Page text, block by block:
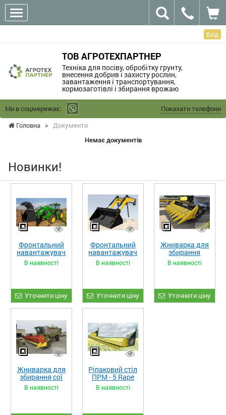
Вхід
ТОВ АГРОТЕХПАРТНЕР
Техніка для посіву, обробітку грунту,
внесення добрив і захисту рослин,
завантаження і транспортування,
кормозаготівлі і збирання врожаю
Ми в соцмережах:
Показати телефони
Головна > Документи
Немає документів
Новинки!
Фронтальний
навантажувач
«STRONG XL»
В наявності
Уточнити ціну
Фронтальний
навантажувач
«STRONG»
В наявності
Уточнити ціну
Жниварка для
збирання
кукурудзи
ЖКИ-870
В наявності
Уточнити ціну
Жниварка для
збирання сої
та гороху
«ETTARO»
В наявності
Ріпаковий стіл
ПРМ - 5 Rape
Fiore
В наявності